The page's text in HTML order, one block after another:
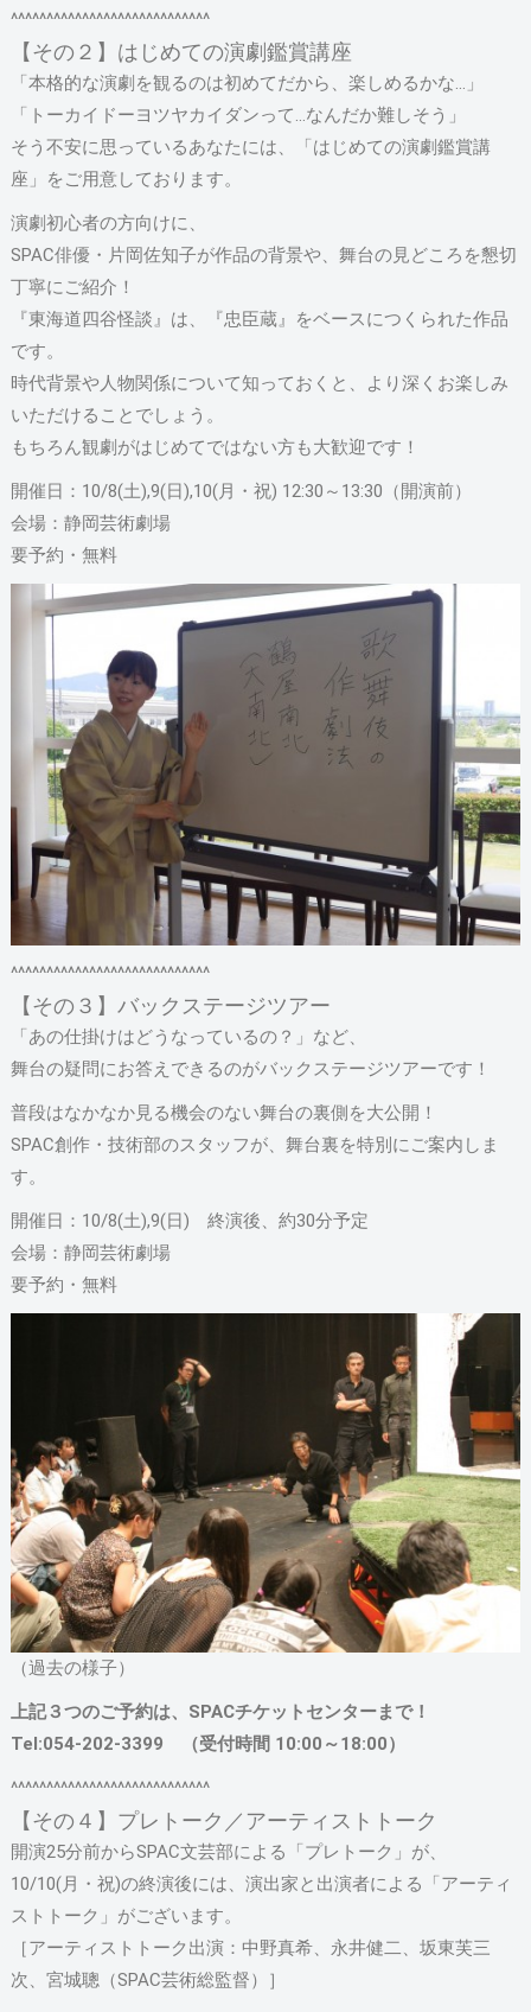
^^^^^^^^^^^^^^^^^^^^^^^^^^^^
【その２】はじめての演劇鑑賞講座
「本格的な演劇を観るのは初めてだから、楽しめるかな…」
「トーカイドーヨツヤカイダンって…なんだか難しそう」
そう不安に思っているあなたには、「はじめての演劇鑑賞講
座」をご用意しております。
演劇初心者の方向けに、
SPAC俳優・片岡佐知子が作品の背景や、舞台の見どころを懇切
丁寧にご紹介！
『東海道四谷怪談』は、『忠臣蔵』をベースにつくられた作品
です。
時代背景や人物関係について知っておくと、より深くお楽しみ
いただけることでしょう。
もちろん観劇がはじめてではない方も大歓迎です！
開催日：10/8(土),9(日),10(月・祝) 12:30～13:30（開演前）
会場：静岡芸術劇場
要予約・無料
^^^^^^^^^^^^^^^^^^^^^^^^^^^^
【その３】バックステージツアー
「あの仕掛けはどうなっているの？」など、
舞台の疑問にお答えできるのがバックステージツアーです！
普段はなかなか見る機会のない舞台の裏側を大公開！
SPAC創作・技術部のスタッフが、舞台裏を特別にご案内しま
す。
開催日：10/8(土),9(日) 終演後、約30分予定
会場：静岡芸術劇場
要予約・無料
（過去の様子）
上記３つのご予約は、SPACチケットセンターまで！
Tel:054-202-3399 （受付時間 10:00～18:00）
^^^^^^^^^^^^^^^^^^^^^^^^^^^^
【その４】プレトーク／アーティストトーク
開演25分前からSPAC文芸部による「プレトーク」が、
10/10(月・祝)の終演後には、演出家と出演者による「アーティ
ストトーク」がございます。
［アーティストトーク出演：中野真希、永井健二、坂東芙三
次、宮城聰（SPAC芸術総監督）］